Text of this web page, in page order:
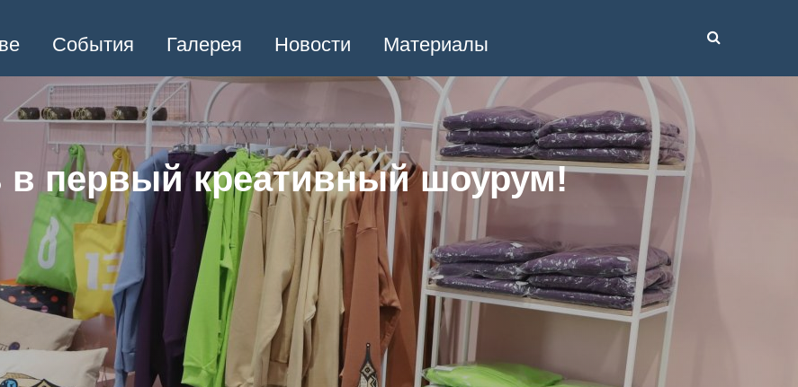
События Галерея Новости Материалы
в первый креативный шоурум!